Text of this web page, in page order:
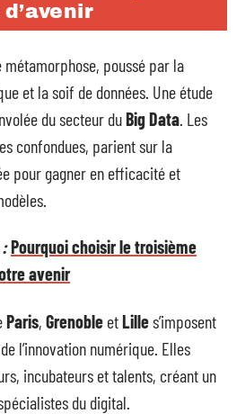
poussé par la
et la soif de données. Une étude
du secteur duBig Data . Les
confondues, parient sur la
pour gagner en efficacité et
Pourquoi choisir le troisième
avenir
Paris, Grenoble etLilles’imposent
l’innovation numérique. Elles
incubateurs et talents, créant un
du digital.